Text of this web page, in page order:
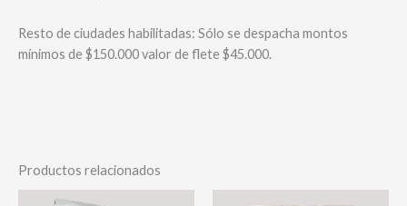
Resto de ciudades habilitadas: Sólo se despacha montos
mínimos de $150.000 valor de flete $45.000.
Productos relacionados